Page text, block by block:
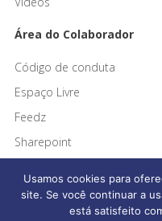
Área do Colaborador
Código de conduta
Espaço Livre
Feedz
Sharepoint
Usamos cookies para
site. Se você continuar a
está satisfeito